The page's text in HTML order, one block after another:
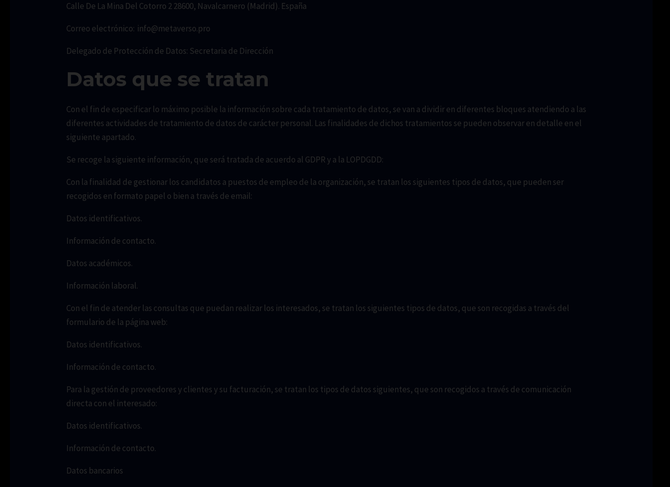
Calle De La Mina Del Cotorro 2 28600, Navalcarnero (Madrid). España
Correo electrónico: info@metaverso.pro
Delegado de Protección de Datos: Secretaria de Dirección
Datos que se tratan
Con el fin de especificar lo máximo posible la información sobre cada tratamiento de datos, se van a dividir en diferentes bloques atendiendo a las
diferentes actividades de tratamiento de datos de carácter personal. Las finalidades de dichos tratamientos se pueden observar en detalle en el
siguiente apartado.
Se recoge la siguiente información, que será tratada de acuerdo al GDPR y a la LOPDGDD:
Con la finalidad de gestionar los candidatos a puestos de empleo de la organización, se tratan los siguientes tipos de datos, que pueden ser
recogidos en formato papel o bien a través de email:
Datos identificativos.
Información de contacto.
Datos académicos.
Información laboral.
Con el fin de atender las consultas que puedan realizar los interesados, se tratan los siguientes tipos de datos, que son recogidas a través del
formulario de la página web:
Datos identificativos.
Información de contacto.
Para la gestión de proveedores y clientes y su facturación, se tratan los tipos de datos siguientes, que son recogidos a través de comunicación
directa con el interesado:
Datos identificativos.
Información de contacto.
Datos bancarios